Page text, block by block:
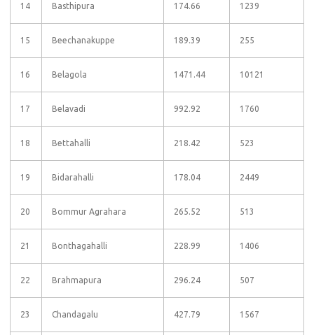
14 Basthipura 174.66 1239
15 Beechanakuppe 189.39 255
16 Belagola 1471.44 10121
17 Belavadi 992.92 1760
18 Bettahalli 218.42 523
19 Bidarahalli 178.04 2449
20 Bommur Agrahara 265.52 513
21 Bonthagahalli 228.99 1406
22 Brahmapura 296.24 507
23 Chandagalu 427.79 1567